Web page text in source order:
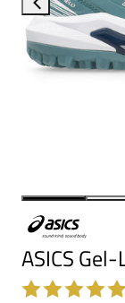
ASICS